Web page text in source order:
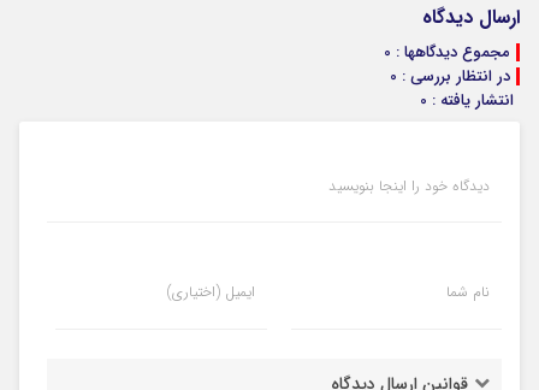
ارسال دیدگاه
مجموع دیدگاهها : 0
در انتظار بررسی : 0
انتشار یافته : 0
دیدگاه خود را اینجا بنویسید
نام شما ایمیل (اختیاری)
قوانین ارسال دیدگاه